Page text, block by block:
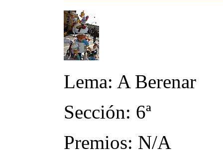
Lema: A Berenar
Sección: 6ª
Premios: N/A